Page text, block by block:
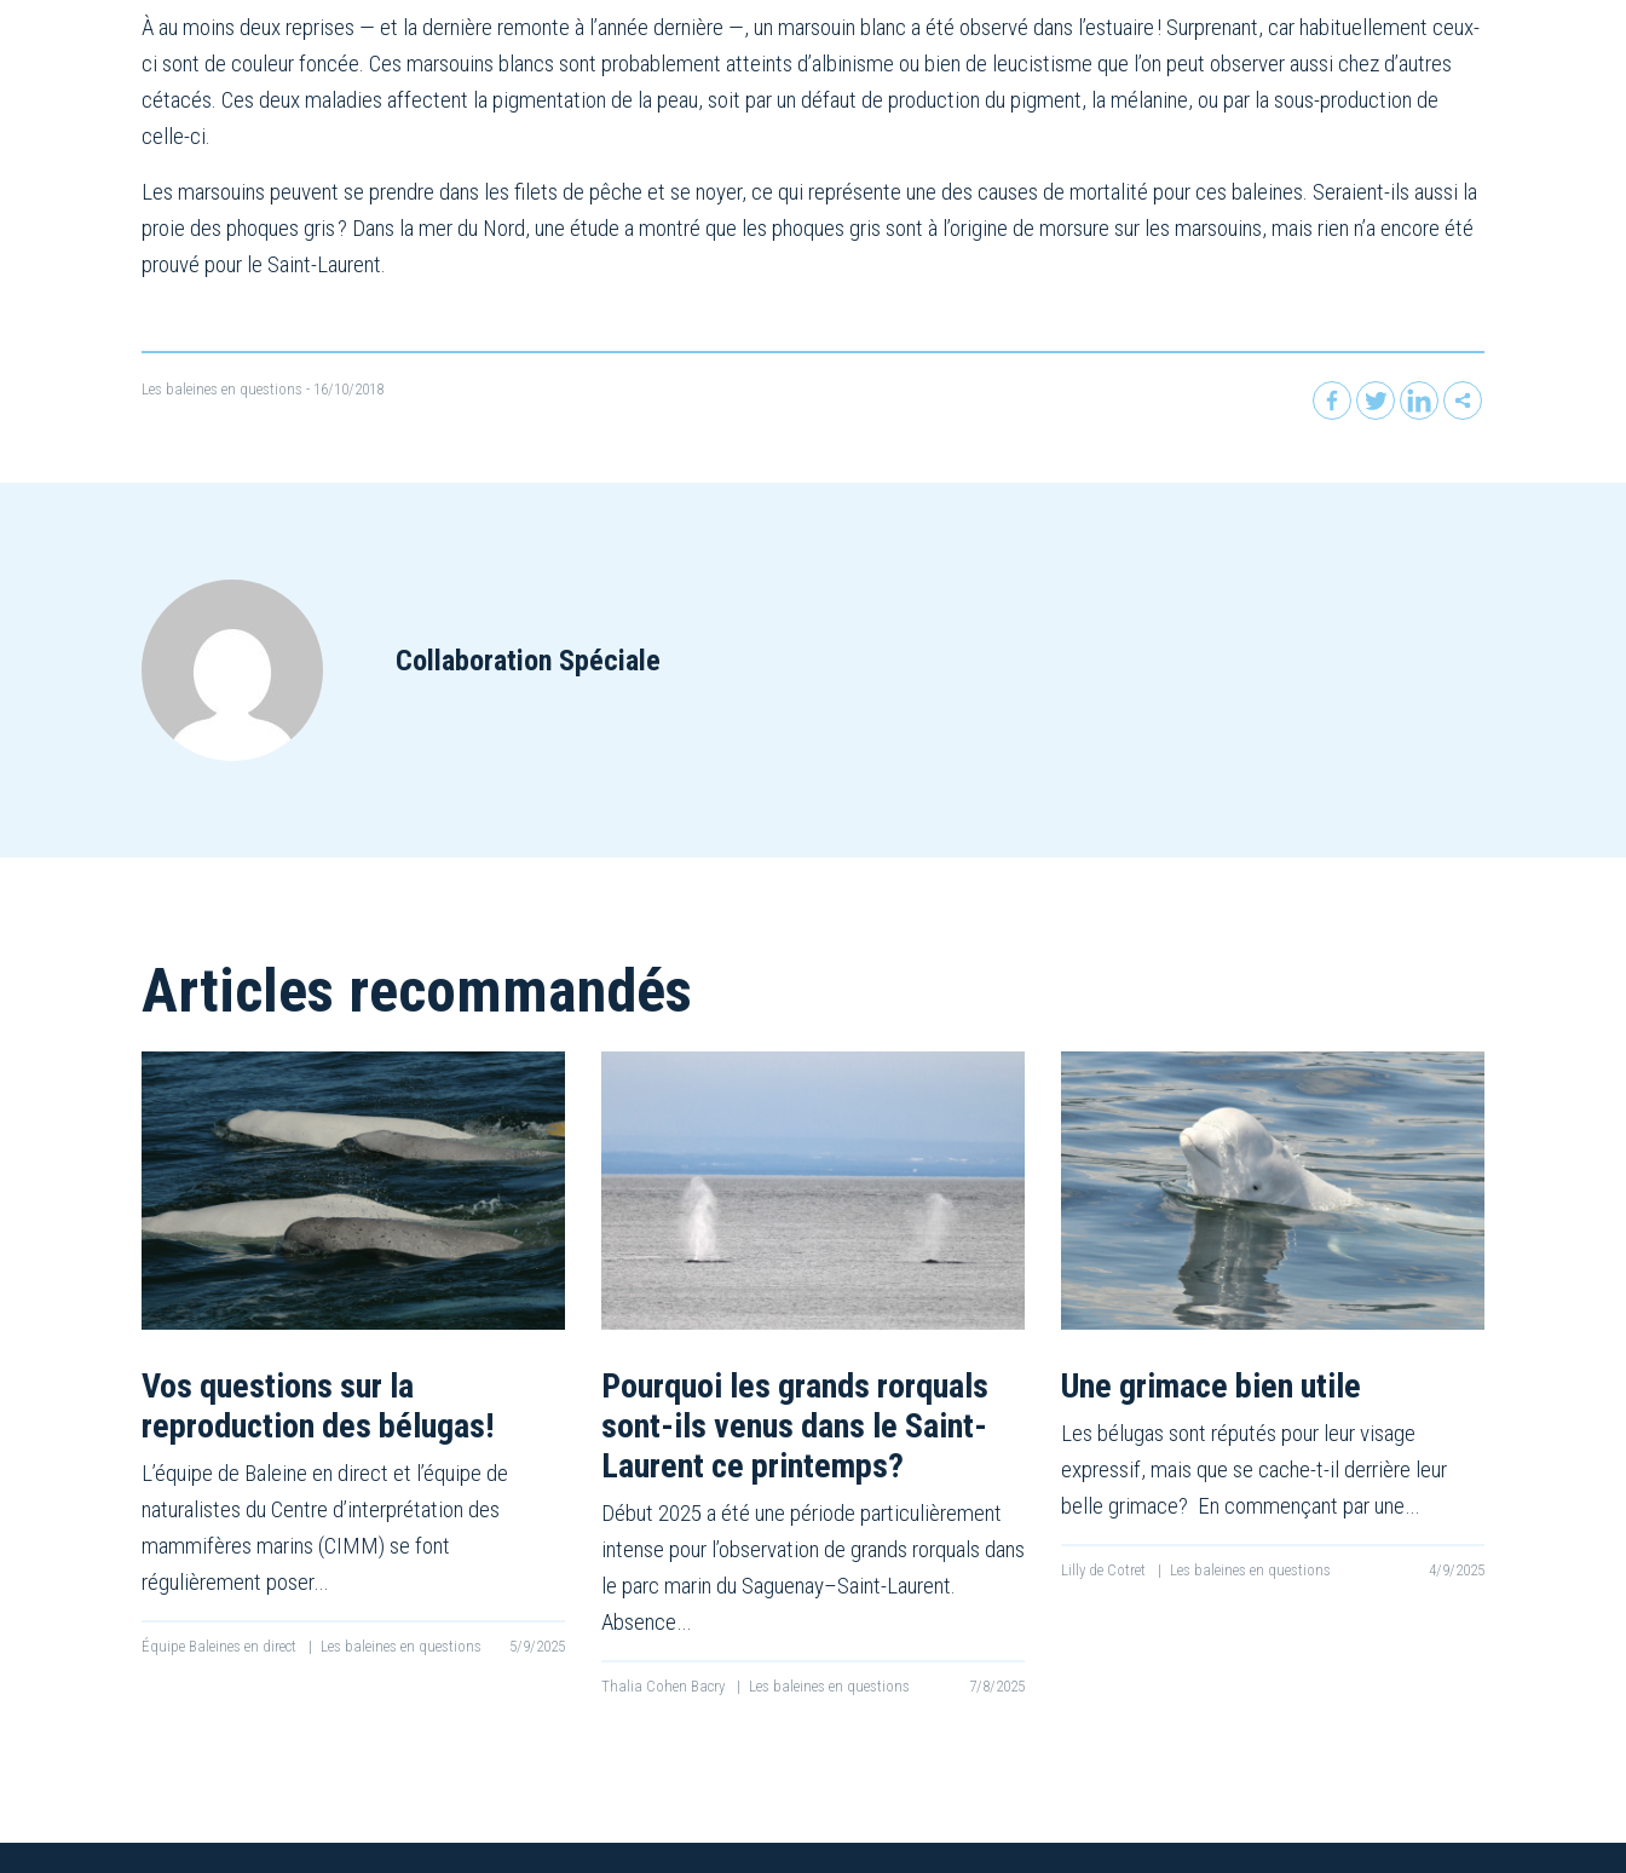
À au moins deux reprises — et la dernière remonte à l’année dernière —, un marsouin blanc a été observé dans l’estuaire ! Surprenant, car habituellement ceux-
ci sont de couleur foncée. Ces marsouins blancs sont probablement atteints d’albinisme ou bien de leucistisme que l’on peut observer aussi chez d’autres
cétacés. Ces deux maladies affectent la pigmentation de la peau, soit par un défaut de production du pigment, la mélanine, ou par la sous-production de
celle-ci.
Les marsouins peuvent se prendre dans les filets de pêche et se noyer, ce qui représente une des causes de mortalité pour ces baleines. Seraient-ils aussi la
proie des phoques gris ? Dans la mer du Nord, une étude a montré que les phoques gris sont à l’origine de morsure sur les marsouins, mais rien n’a encore été
prouvé pour le Saint-Laurent.
Les baleines en questions - 16/10/2018
Collaboration Spéciale
Articles recommandés
Vos questions sur la
reproduction des bélugas!
L’équipe de Baleine en direct et l’équipe de
naturalistes du Centre d’interprétation des
mammifères marins (CIMM) se font
régulièrement poser…
Équipe Baleines en direct | Les baleines en questions 5/9/2025
Pourquoi les grands rorquals
sont-ils venus dans le Saint-
Laurent ce printemps?
Début 2025 a été une période particulièrement
intense pour l’observation de grands rorquals dans
le parc marin du Saguenay–Saint-Laurent.
Absence…
Thalia Cohen Bacry | Les baleines en questions 7/8/2025
Une grimace bien utile
Les bélugas sont réputés pour leur visage
expressif, mais que se cache-t-il derrière leur
belle grimace? En commençant par une…
Lilly de Cotret | Les baleines en questions 4/9/2025